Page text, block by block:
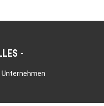
Unternehmen